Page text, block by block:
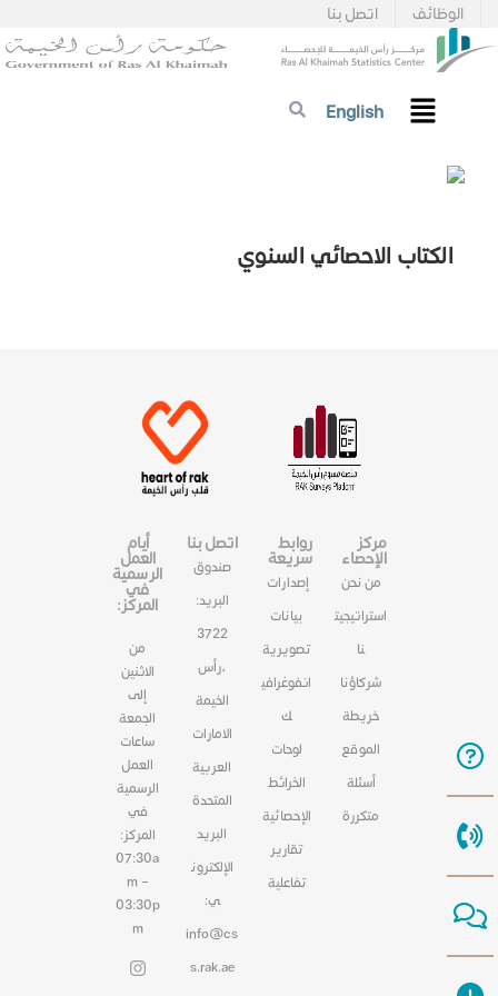
اتصل بنا الوظائف
English
الكتاب الاحصائي السنوي
مركز
الإحصاء
من نحن
استراتيجيت
نا
شركاؤنا
خريطة
الموقع
أسئلة
متكررة
روابط
سريعة
إصدارات
بيانات
تصويرية
انفوغرافي
ك
لوحات
الخرائط
الإحصائية
تقارير
تفاعلية
اتصل بنا
صندوق
البريد:
3722
،رأس
الخيمة
الامارات
العربية
المتحدة
البريد
الإلكترون
ي:
info@cs
s.rak.ae
أيام
العمل
الرسمية
في
المركز:
من
الاثنين
إلى
الجمعة
ساعات
العمل
الرسمية
في
المركز:
07:30a
m –
03:30p
m